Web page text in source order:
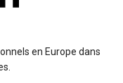
en Europe dans